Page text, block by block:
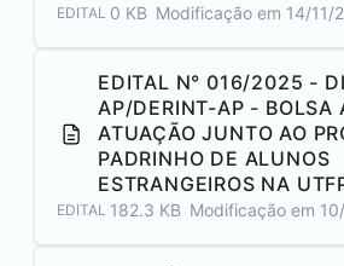
EDITAL 0 KB Modificação em 14/11/
EDITAL N° 016/2025 -
AP/DERINT-AP - BOLSA
ATUAÇÃO JUNTO AO
PADRINHO DE ALUNOS
ESTRANGEIROS NA
EDITAL 182.3 KB Modificação em